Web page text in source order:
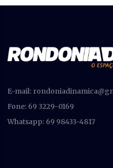
E-mail:
Fone: 69 3229-0169
Whatsapp: 69 98433-4817